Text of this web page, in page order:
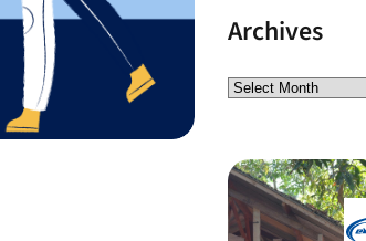
Archives